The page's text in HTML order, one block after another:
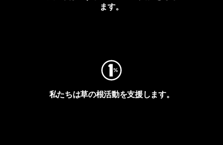
ます。
私たちは草の根活動を支援します。